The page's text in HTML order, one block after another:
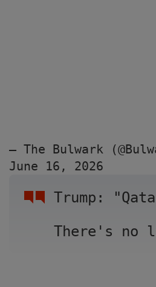
Trump:
There's no
— The Bulwark
June 16, 2026